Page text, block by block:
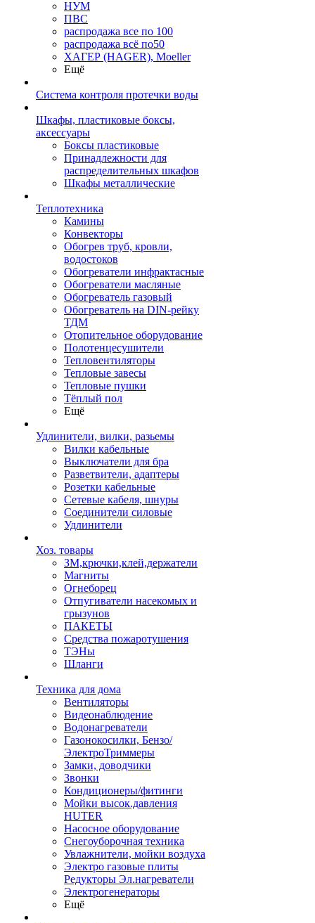
НУМ
ПВС
распродажа все по 100
распродажа всё по50
ХАГЕР (HAGER), Moeller
Ещё
Система контроля протечки воды
Шкафы, пластиковые боксы,
аксессуары
Боксы пластиковые
Принадлежности для
распределительных шкафов
Шкафы металлические
Теплотехника
Камины
Конвекторы
Обогрев труб, кровли,
водостоков
Обогреватели инфрактасные
Обогреватели масляные
Обогреватель газовый
Обогреватель на DIN-рейку
ТДМ
Отопительное оборудование
Полотенцесушители
Тепловентиляторы
Тепловые завесы
Тепловые пушки
Тёплый пол
Ещё
Удлинители, вилки, разьемы
Вилки кабельные
Выключатели для бра
Разветвители, адаптеры
Розетки кабельные
Сетевые кабеля, шнуры
Соединители силовые
Удлинители
Хоз. товары
ЗМ,крючки,клей,держатели
Магниты
Огнеборец
Отпугиватели насекомых и
грызунов
ПАКЕТЫ
Средства пожаротушения
ТЭНы
Шланги
Техника для дома
Вентиляторы
Видеонаблюдение
Водонагреватели
Газонокосилки, Бензо/
ЭлектроТриммеры
Замки, доводчики
Звонки
Кондиционеры/фитинги
Мойки высок.давления
HUTER
Насосное оборудование
Снегоуборочная техника
Увлажнители, мойки воздуха
Электро газовые плиты
Редукторы Эл.нагреватели
Электрогенераторы
Ещё